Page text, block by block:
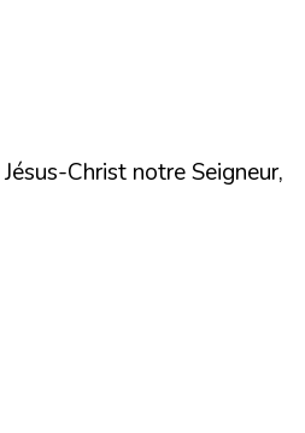
Christ notre Seigneur,